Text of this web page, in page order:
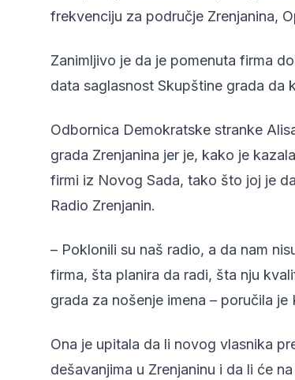
frekvenciju za područje Zrenjanina,
Zanimljivo je da je pomenuta firma
data saglasnost Skupštine grada da
Odbornica Demokratske stranke
grada Zrenjanina jer je, kako je
firmi iz Novog Sada, tako što joj je
Radio Zrenjanin.
– Poklonili su naš radio, a da nam
firma, šta planira da radi, šta nju
grada za nošenje imena – poručila je
Ona je upitala da li novog vlasnika
dešavanjima u Zrenjaninu i da li će